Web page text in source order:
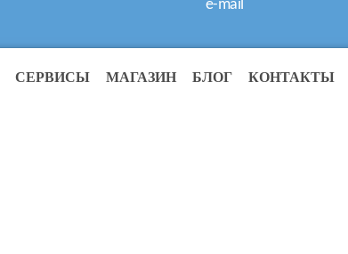
e-mail
СЕРВИСЫ МАГАЗИН БЛОГ КОНТАКТЫ